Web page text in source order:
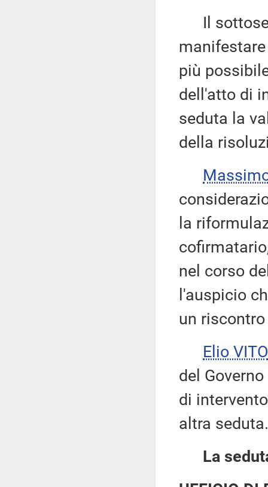
Il
più
dell'atto di
seduta la
della
la
nel corso
l'auspicio
un
Elio VITO
del
di
altra seduta.
La